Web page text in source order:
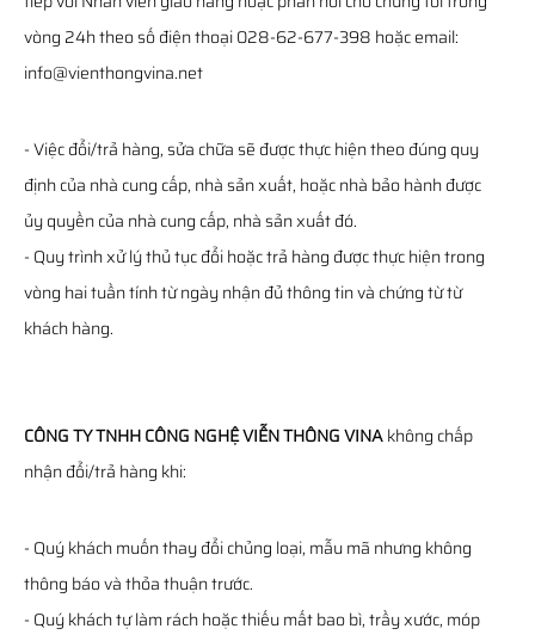
vòng 24h theo số điện thoại 028-62-677-398 hoặc email:
info@vienthongvina.net
- Việc đổi/trả hàng, sửa chữa sẽ được thực hiện theo đúng quy
định của nhà cung cấp, nhà sản xuất, hoặc nhà bảo hành được
ủy quyền của nhà cung cấp, nhà sản xuất đó.
- Quy trình xử lý thủ tục đổi hoặc trả hàng được thực hiện trong
vòng hai tuần tính từ ngày nhận đủ thông tin và chứng từ từ
khách hàng.
CÔNG TY TNHH CÔNG NGHỆ VIỄN THÔNG VINAkhông chấp
nhận đổi/trả hàng khi:
- Quý khách muốn thay đổi chủng loại, mẫu mã nhưng không
thông báo và thỏa thuận trước.
- Quý khách tự làm rách hoặc thiếu mất bao bì, trầy xước, móp